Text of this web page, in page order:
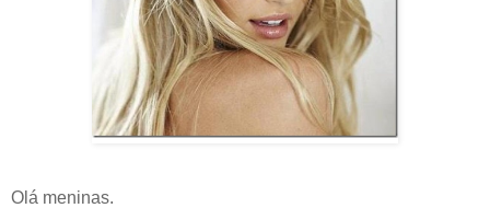
Olá meninas.